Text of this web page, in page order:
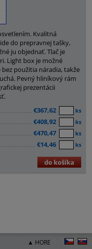
Kvalitná
do prepravnej tašky,
ju objednať. Tlač je
Light box je možné
použitia náradia, takže
Pevný hliníkový rám
prezentácii
€367,62 ks
€408,92 ks
€470,47 ks
€14,46 ks
do košíka
▲ HORE